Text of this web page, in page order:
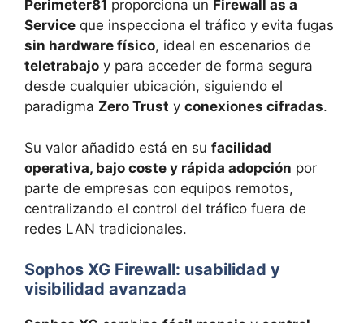
Perimeter81 proporciona un Firewall as a
Service que inspecciona el tráfico y evita fugas
sin hardware físico, ideal en escenarios de
teletrabajo y para acceder de forma segura
desde cualquier ubicación, siguiendo el
paradigma Zero Trust y conexiones cifradas.
Su valor añadido está en su facilidad
operativa, bajo coste y rápida adopción por
parte de empresas con equipos remotos,
centralizando el control del tráfico fuera de
redes LAN tradicionales.
Sophos XG Firewall: usabilidad y
visibilidad avanzada